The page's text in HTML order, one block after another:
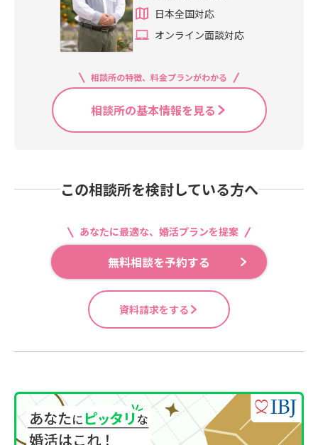
日本全国対応
オンライン面談対応
相談所の特徴、料金プランがわかる
相談所の基本情報を見る
この相談所を検討している方へ
あなたに最適な、婚活プランを提案
無料相談を予約する
資料請求をする